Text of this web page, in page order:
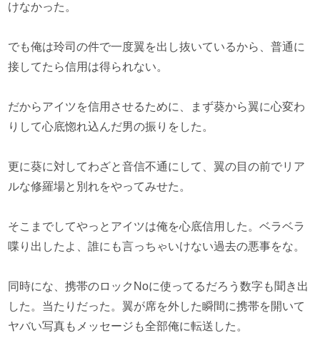
けなかった。
でも俺は玲司の件で一度翼を出し抜いているから、普通に
接してたら信用は得られない。
だからアイツを信用させるために、まず葵から翼に心変わ
りして心底惚れ込んだ男の振りをした。
更に葵に対してわざと音信不通にして、翼の目の前でリア
ルな修羅場と別れをやってみせた。
そこまでしてやっとアイツは俺を心底信用した。ベラベラ
喋り出したよ、誰にも言っちゃいけない過去の悪事をな。
同時にな、携帯のロックNoに使ってるだろう数字も聞き出
した。当たりだった。翼が席を外した瞬間に携帯を開いて
ヤバい写真もメッセージも全部俺に転送した。